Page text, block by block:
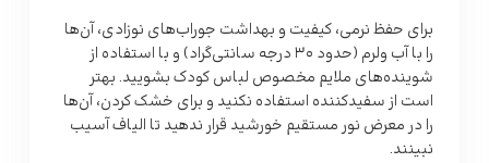
برای حفظ نرمی، کیفیت و بهداشت جوراب‌های نوزادی، آن‌ها
را با آب ولرم (حدود 30 درجه سانتی‌گراد) و با استفاده از
شوینده‌های ملایم مخصوص لباس کودک بشویید. بهتر
است از سفیدکننده استفاده نکنید و برای خشک کردن، آن‌ها
را در معرض نور مستقیم خورشید قرار ندهید تا الیاف آسیب
نبینند.